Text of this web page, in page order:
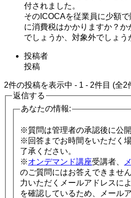
付されました。
そのICOCAを従業員に少額
に消費税はかかりますか？
でしょうか、対象外でしょう
投稿者
投稿
2件の投稿を表示中 - 1 - 2件目 (全2
返信する
あなたの情報:
※質問は管理者の承認後に公開
※回答までお時間をいただく
了承ください。
※オンデマンド講座受講者、
のご質問にはお答えできませ
力いただくメールアドレスに
を確認しているため、メール